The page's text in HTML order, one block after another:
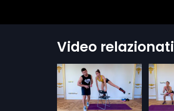
Video relazionati